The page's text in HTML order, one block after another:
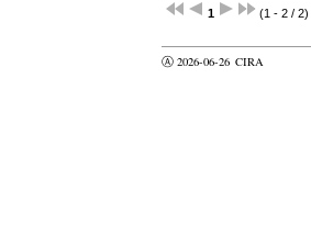
1 (1 - 2 / 2)
Ⓐ 2026-06-26 CIRA